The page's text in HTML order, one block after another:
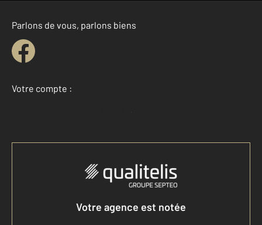
Parlons de vous, parlons biens
Votre compte :
Accéder à mon compte
Votre agence est notée